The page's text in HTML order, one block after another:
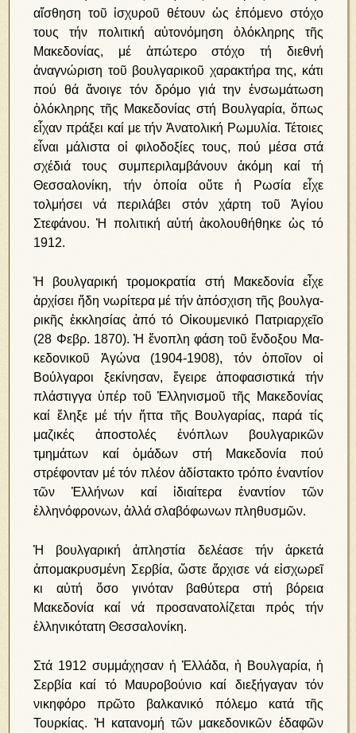
αἴσθηση τοῦ ἰσχυροῦ θέτουν ὡς ἑπόμενο στόχο
τους τήν πολιτική αὐτονόμηση ὁλόκληρης τῆς
Μακεδονίας, μέ ἀπώτερο στόχο τή διεθνή
ἀναγνώριση τοῦ βουλγαρικοῦ χαρακτήρα της, κάτι
πού θά ἄνοιγε τόν δρόμο γιά την ἐνσωμάτωση
ὁλόκληρης τῆς Μακεδονίας στή Βουλγαρία, ὅπως
εἶχαν πράξει καί με τήν Ἀνατολική Ρωμυλία. Τέτοιες
εἶναι μάλιστα οἱ φιλοδοξίες τους, πού μέσα στά
σχέδιά τους συμπεριλαμβάνουν ἀκόμη καί τή
Θεσσαλονίκη, τήν ὁποία οὔτε ἡ Ρωσία εἶχε
τολμήσει νά περιλάβει στόν χάρτη τοῦ Ἁγίου
Στεφάνου. Ἡ πολιτική αὐτή ἀκολουθήθηκε ὡς τό
1912.
Ἡ βουλγαρική τρομοκρατία στή Μακεδονία εἶχε
ἀρχίσει ἤδη νωρίτερα μέ τήν ἀ­πό­σχι­ση τῆς βουλ­γα­
ρι­κῆς ἐκ­κλη­σί­ας ἀ­πό τό Οἰ­κου­με­νι­κό Πα­τρι­αρ­χεῖ­ο
(28 Φε­βρ. 1870). Ἡ ἔ­νο­πλη φά­ση τοῦ ἔν­δο­ξου Μα­
κε­δο­νι­κοῦ Ἀ­γώ­να (1904-1908), τόν ὁποῖον οἱ
Βούλγαροι ξεκίνησαν, ἔ­γει­ρε ἀ­πο­φα­σι­στι­κά τήν
πλά­στιγ­γα ὑ­πέρ τοῦ Ἑλ­λη­νι­σμοῦ τῆς Μα­κε­δο­νί­ας
καί ἔληξε μέ τήν ἥττα τῆς Βουλγαρίας, παρά τίς
μαζικές ἀποστολές ἐνόπλων βουλγαρικῶν
τμημάτων καί ὁμάδων στή Μακεδονία πού
στρέφονταν μέ τόν πλέον ἀδίστακτο τρόπο ἐναντίον
τῶν Ἑλλήνων καί ἰδιαίτερα ἐναντίον τῶν
ἑλληνόφρονων, ἀλλά σλαβόφωνων πληθυσμῶν.
Ἡ βουλγαρική ἀπληστία δελέασε τήν ἀρκετά
ἀπομακρυσμένη Σερβία, ὥστε ἄρχισε νά εἰσχωρεῖ
κι αὐτή ὅσο γινόταν βαθύτερα στή βόρεια
Μακεδονία καί νά προσανατολίζεται πρός τήν
ἑλληνικότατη Θεσσαλονίκη.
Στά 1912 συμμάχησαν ἡ Ἑλλάδα, ἡ Βουλγαρία, ἡ
Σερβία καί τό Μαυροβούνιο καί διεξήγαγαν τόν
νικηφόρο πρῶτο βαλκανικό πόλεμο κατά τῆς
Τουρκίας. Ἡ κατανομή τῶν μακεδονικῶν ἐδαφῶν